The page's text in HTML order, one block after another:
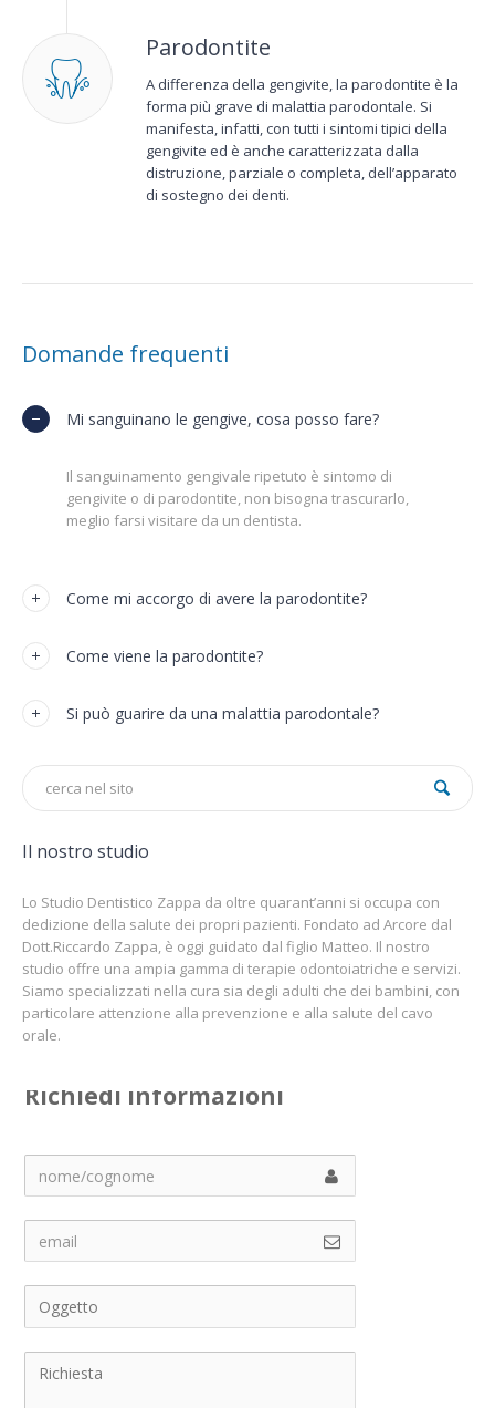
Parodontite
A differenza della gengivite, la parodontite è la
forma più grave di malattia parodontale. Si
manifesta, infatti, con tutti i sintomi tipici della
gengivite ed è anche caratterizzata dalla
distruzione, parziale o completa, dell’apparato
di sostegno dei denti.
Domande frequenti
Mi sanguinano le gengive, cosa posso fare?
Il sanguinamento gengivale ripetuto è sintomo di
gengivite o di parodontite, non bisogna trascurarlo,
meglio farsi visitare da un dentista.
Come mi accorgo di avere la parodontite?
Come viene la parodontite?
Si può guarire da una malattia parodontale?
Il nostro studio
Lo Studio Dentistico Zappa da oltre quarant’anni si occupa con
dedizione della salute dei propri pazienti. Fondato ad Arcore dal
Dott.Riccardo Zappa, è oggi guidato dal figlio Matteo. Il nostro
studio offre una ampia gamma di terapie odontoiatriche e servizi.
Siamo specializzati nella cura sia degli adulti che dei bambini, con
particolare attenzione alla prevenzione e alla salute del cavo
orale.
Richiedi informazioni